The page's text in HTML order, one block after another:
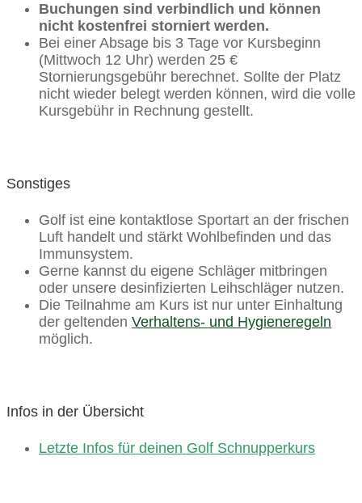
Buchungen sind verbindlich und können
nicht kostenfrei storniert werden.
Bei einer Absage bis 3 Tage vor Kursbeginn
(Mittwoch 12 Uhr) werden 25 €
Stornierungsgebühr berechnet. Sollte der Platz
nicht wieder belegt werden können, wird die volle
Kursgebühr in Rechnung gestellt.
Sonstiges
Golf ist eine kontaktlose Sportart an der frischen
Luft handelt und stärkt Wohlbefinden und das
Immunsystem.
Gerne kannst du eigene Schläger mitbringen
oder unsere desinfizierten Leihschläger nutzen.
Die Teilnahme am Kurs ist nur unter Einhaltung
der geltenden Verhaltens- und Hygieneregeln
möglich.
Infos in der Übersicht
Letzte Infos für deinen Golf Schnupperkurs